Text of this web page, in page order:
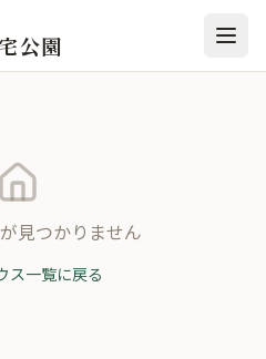
公園
見つかりません
ス一覧に戻る